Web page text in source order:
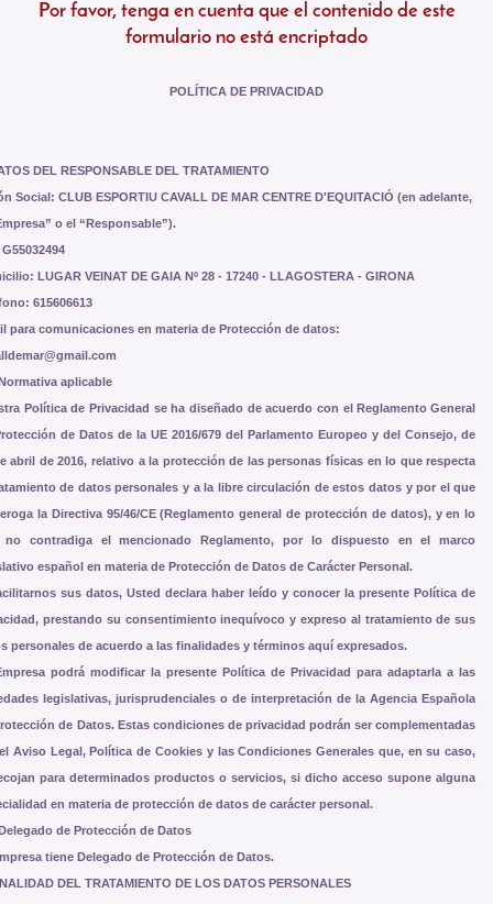
Por favor, tenga en cuenta que el contenido de este
formulario no está encriptado
POLÍTICA DE PRIVACIDAD
DEL RESPONSABLE DEL TRATAMIENTO
Social: CLUB ESPORTIU CAVALL DE MAR CENTRE D'EQUITACIÓ (en adelante,
o el “Responsable”).
LUGAR VEINAT DE GAIA Nº 28 - 17240 - LLAGOSTERA - GIRONA
615606613
para comunicaciones en materia de Protección de datos:
aplicable
Política de Privacidad se ha diseñado de acuerdo con elReglamento General
de Datos de la UE 2016/679 del Parlamento Europeo y del Consejo, de
abril de 2016, relativo a la protección de las personas físicas en lo que respecta
de datos personales y a la libre circulación de estos datos y por el que
la Directiva 95/46/CE (Reglamento general de protección de datos), y en lo
no contradiga el mencionado Reglamento, por lo dispuesto en el marco
español en materia de Protección de Datos de Carácter Personal.
sus datos, Usted declara haber leído y conocer la presente Política de
prestando su consentimiento inequívoco y expreso al tratamiento de sus
personales de acuerdo a las finalidades y términos aquí expresados.
podrá modificar la presente Política de Privacidad para adaptarla a las
legislativas, jurisprudenciales o de interpretación de la Agencia Española
de Datos. Estas condiciones de privacidad podrán ser complementadas
Aviso Legal, Política de Cookies y las Condiciones Generales que, en su caso,
para determinados productos o servicios, si dicho acceso supone alguna
en materia de protección de datos de carácter personal.
de Protección de Datos
tiene Delegado de Protección de Datos.
DEL TRATAMIENTO DE LOS DATOS PERSONALES